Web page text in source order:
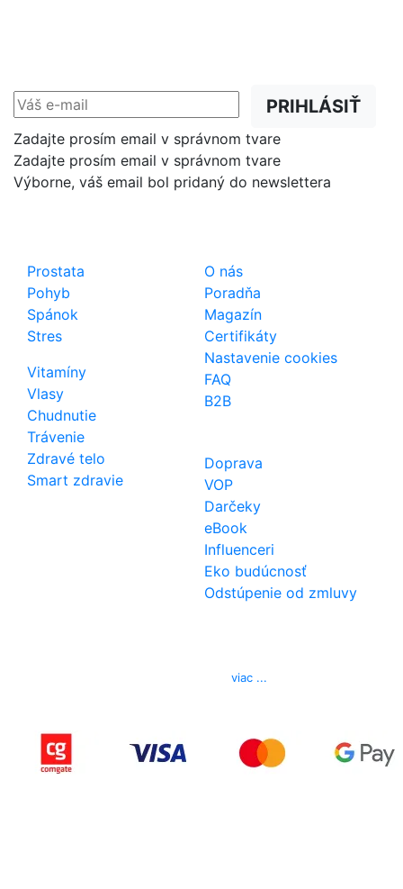
PRIHLÁSIŤ
Zadajte prosím email v správnom tvare
Zadajte prosím email v správnom tvare
Výborne, váš email bol pridaný do newslettera
Prostata
Pohyb
Spánok
Stres
Vitamíny
Vlasy
Chudnutie
Trávenie
Zdravé telo
Smart zdravie
O nás
Poradňa
Magazín
Certifikáty
Nastavenie cookies
FAQ
B2B
Doprava
VOP
Darčeky
eBook
Influenceri
Eko budúcnosť
Odstúpenie od zmluvy
viac ...